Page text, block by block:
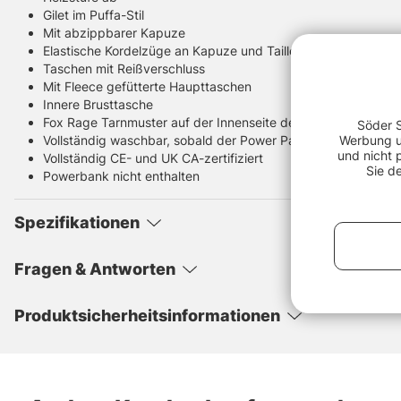
Gilet im Puffa-Stil
Mit abzippbarer Kapuze
Elastische Kordelzüge an Kapuze und Taille für perfekten
Taschen mit Reißverschluss
Mit Fleece gefütterte Haupttaschen
Innere Brusttasche
Fox Rage Tarnmuster auf der Innenseite der Kapuze
Vollständig waschbar, sobald der Power Pack entfernt wurde
Vollständig CE- und UK CA-zertifiziert
Powerbank nicht enthalten
Spezifikationen
Fragen & Antworten
Produktsicherheitsinformationen
Söder
Werbung
und nicht
Sie